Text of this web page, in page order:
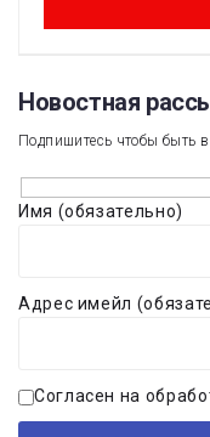
Новостная
Подпишитесь чтобы быть
Имя (обязательно)
Адрес имейл
Согласен на